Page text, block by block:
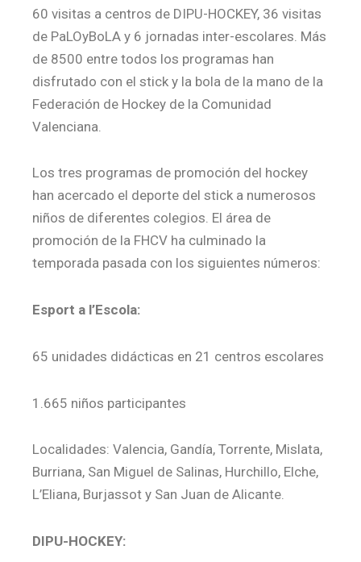
60 visitas a centros de DIPU-HOCKEY, 36 visitas
de PaLOyBoLA y 6 jornadas inter-escolares. Más
de 8500 entre todos los programas han
disfrutado con el stick y la bola de la mano de la
Federación de Hockey de la Comunidad
Valenciana.
Los tres programas de promoción del hockey
han acercado el deporte del stick a numerosos
niños de diferentes colegios. El área de
promoción de la FHCV ha culminado la
temporada pasada con los siguientes números:
Esport a l’Escola:
65 unidades didácticas en 21 centros escolares
1.665 niños participantes
Localidades: Valencia, Gandía, Torrente, Mislata,
Burriana, San Miguel de Salinas, Hurchillo, Elche,
L’Eliana, Burjassot y San Juan de Alicante.
DIPU-HOCKEY: